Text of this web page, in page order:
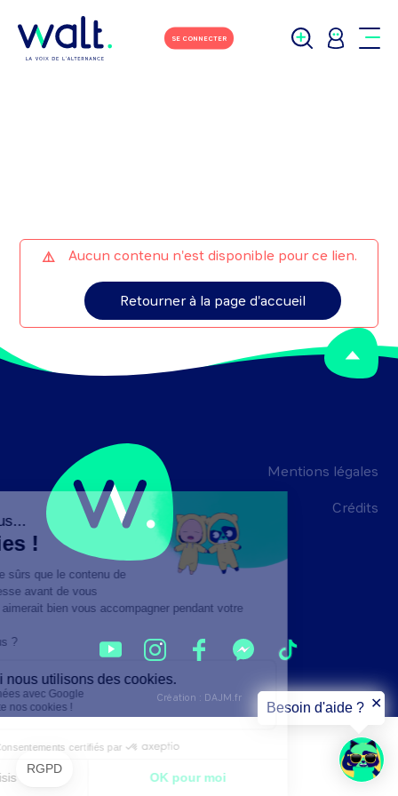
SE CONNECTER
M'écrire
Aucun contenu n'est disponible pour ce lien.
Retourner à la page d'accueil
Création : DAJM.fr
Mentions légales
Crédits
Besoin d'aide ? ✕